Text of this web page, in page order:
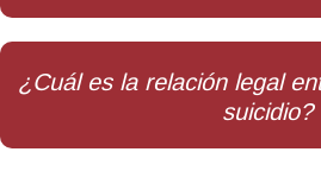
¿Cuál es la relación legal
suicidio?